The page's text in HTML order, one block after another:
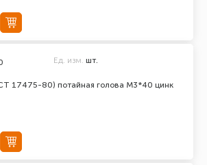
17475-80) потайная голова М3*40 цинк
Ед. изм. шт.